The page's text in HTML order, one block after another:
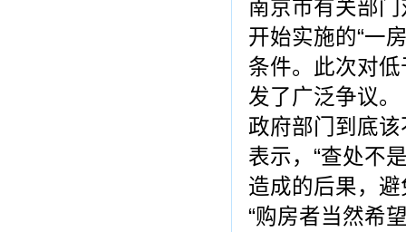
南京市有关部
开始实施的“一
条件。此次对
发了广泛争议。
政府部门到底
表示，“查处不
造成的后果，
“购房者当然希